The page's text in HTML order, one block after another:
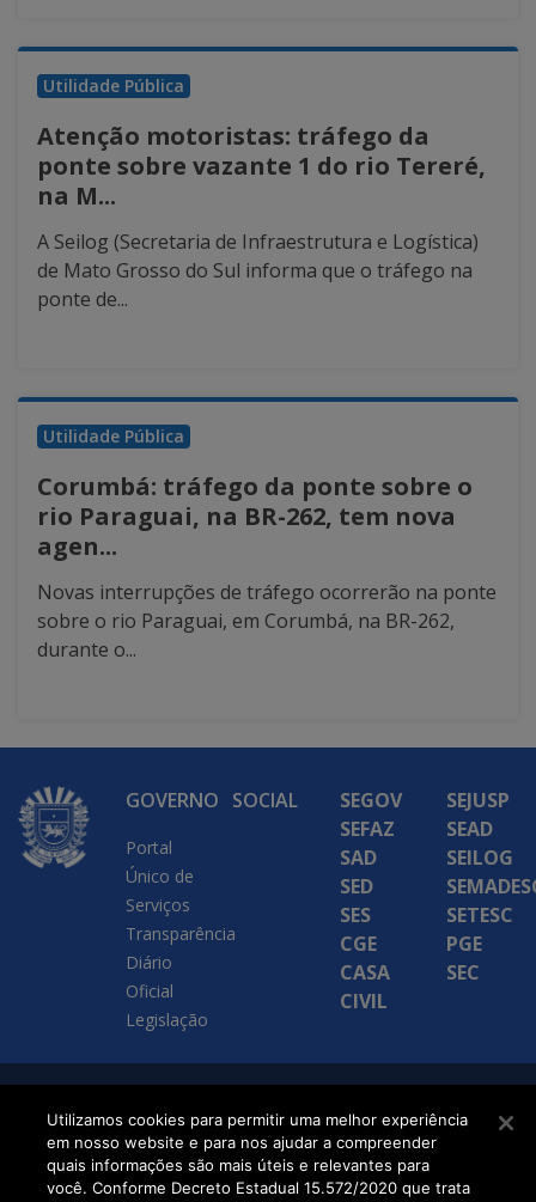
Utilidade Pública
Atenção motoristas: tráfego da
ponte sobre vazante 1 do rio Tereré,
na M...
A Seilog (Secretaria de Infraestrutura e Logística)
de Mato Grosso do Sul informa que o tráfego na
ponte de...
Utilidade Pública
Corumbá: tráfego da ponte sobre o
rio Paraguai, na BR-262, tem nova
agen...
Novas interrupções de tráfego ocorrerão na ponte
sobre o rio Paraguai, em Corumbá, na BR-262,
durante o...
GOVERNO
Portal
Único de
Serviços
Transparência
Diário
Oficial
Legislação
SOCIAL
SEGOV
SEFAZ
SAD
SED
SES
CGE
CASA
CIVIL
SEJUSP
SEAD
SEILOG
SETESC
PGE
SEC
SETDIG | Secretaria-
Executiva de
Transformação Digital
Utilizamos cookies para permitir uma melhor experiência
em nosso website e para nos ajudar a compreender
quais informações são mais úteis e relevantes para
você. Conforme Decreto Estadual 15.572/2020 que trata